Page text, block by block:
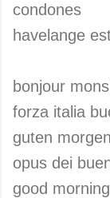
condones
havelange
bonjour
forza italia
guten
opus dei
good